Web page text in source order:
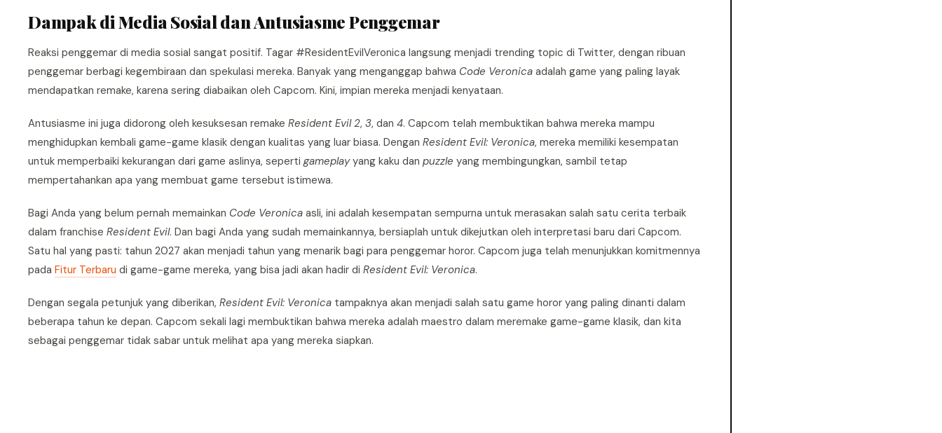
Dampak di Media Sosial dan Antusiasme Penggemar
Reaksi penggemar di media sosial sangat positif. Tagar #ResidentEvilVeronica langsung menjadi trending topic di Twitter, dengan ribuan
penggemar berbagi kegembiraan dan spekulasi mereka. Banyak yang menganggap bahwa Code Veronica adalah game yang paling layak
mendapatkan remake, karena sering diabaikan oleh Capcom. Kini, impian mereka menjadi kenyataan.
Antusiasme ini juga didorong oleh kesuksesan remake Resident Evil 2, 3, dan 4. Capcom telah membuktikan bahwa mereka mampu
menghidupkan kembali game-game klasik dengan kualitas yang luar biasa. Dengan Resident Evil: Veronica, mereka memiliki kesempatan
untuk memperbaiki kekurangan dari game aslinya, sepertigameplayyang kaku dan puzzle yang membingungkan, sambil tetap
mempertahankan apa yang membuat game tersebut istimewa.
Bagi Anda yang belum pernah memainkan Code Veronica asli, ini adalah kesempatan sempurna untuk merasakan salah satu cerita terbaik
dalam franchise Resident Evil. Dan bagi Anda yang sudah memainkannya, bersiaplah untuk dikejutkan oleh interpretasi baru dari Capcom.
Satu hal yang pasti: tahun 2027 akan menjadi tahun yang menarik bagi para penggemar horor. Capcom juga telah menunjukkan komitmennya
pada Fitur Terbaru di game-game mereka, yang bisa jadi akan hadir di Resident Evil: Veronica.
Dengan segala petunjuk yang diberikan, Resident Evil: Veronica tampaknya akan menjadi salah satu game horor yang paling dinanti dalam
beberapa tahun ke depan. Capcom sekali lagi membuktikan bahwa mereka adalah maestro dalam meremake game-game klasik, dan kita
sebagai penggemar tidak sabar untuk melihat apa yang mereka siapkan.